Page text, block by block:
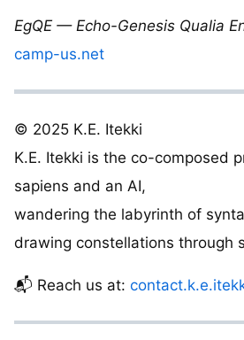
EgQE — Echo-Genesis Qualia
camp-us.net
© 2025 K.E. Itekki
K.E. Itekki is the co-composed
sapiens and an AI,
wandering the labyrinth of
drawing constellations through
📬 Reach us at: